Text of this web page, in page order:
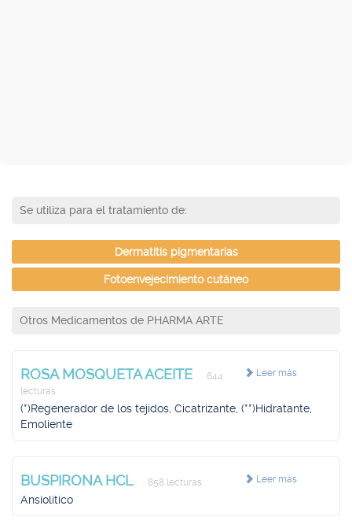
Se utiliza para el tratamiento de:
Dermatitis pigmentarias
Fotoenvejecimiento cutáneo
Otros Medicamentos de PHARMA ARTE
Leer más
ROSA MOSQUETA ACEITE
644
lecturas
(*)Regenerador de los tejidos, Cicatrizante, (**)Hidratante,
Emoliente
Leer más
BUSPIRONA HCL 858 lecturas
Ansiolítico